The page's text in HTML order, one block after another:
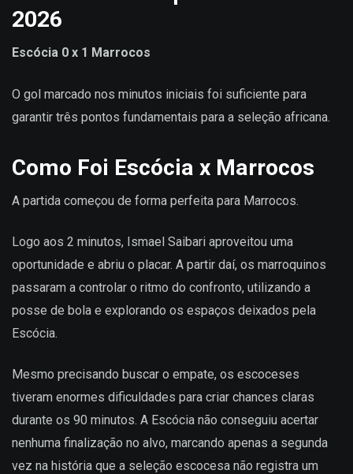
2026
Escócia 0 x 1 Marrocos
O gol marcado nos minutos iniciais foi suficiente para
garantir três pontos fundamentais para a seleção africana.
Como Foi Escócia x Marrocos
A partida começou de forma perfeita para Marrocos.
Logo aos 2 minutos, Ismael Saibari aproveitou uma
oportunidade e abriu o placar. A partir daí, os marroquinos
passaram a controlar o ritmo do confronto, utilizando a
posse de bola e explorando os espaços deixados pela
Escócia.
Mesmo precisando buscar o empate, os escoceses
tiveram enormes dificuldades para criar chances claras
durante os 90 minutos. A Escócia não conseguiu acertar
nenhuma finalização no alvo, marcando apenas a segunda
vez na história que a seleção escocesa não registra um